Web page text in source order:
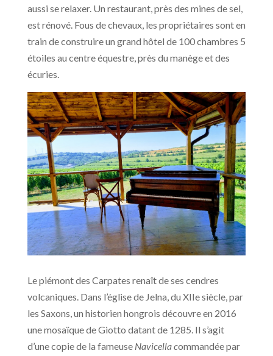
aussi se relaxer. Un restaurant, près des mines de sel,
est rénové. Fous de chevaux, les propriétaires sont en
train de construire un grand hôtel de 100 chambres 5
étoiles au centre équestre, près du manège et des
écuries.
Le piémont des Carpates renaît de ses cendres
volcaniques. Dans l’église de Jelna, du XIIe siècle, par
les Saxons, un historien hongrois découvre en 2016
une mosaïque de Giotto datant de 1285. Il s’agit
d’une copie de la fameuse Navicella commandée par